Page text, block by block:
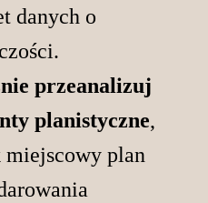
danych o
przeanalizuj
planistyczne,
plan